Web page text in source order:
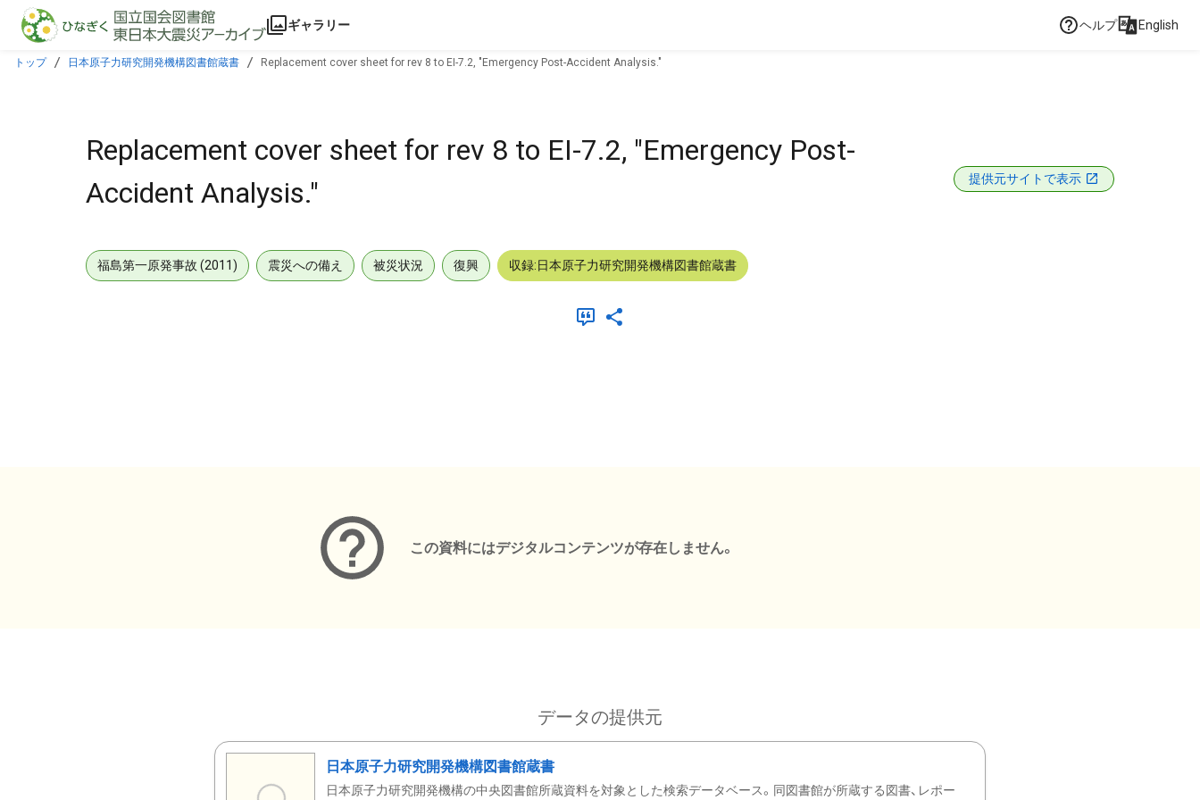
本文に飛ぶ
ギャラリー ヘルプ English
トップ 日本原子力研究開発機構図書館蔵書 Replacement cover sheet for rev 8 to EI-7.2, "Emergency Post-Accident Analysis."
Replacement cover sheet for rev 8 to EI-7.2, "Emergency Post-
Accident Analysis."
提供元サイトで表示
福島第一原発事故 (2011) 震災への備え 被災状況 復興 収録:日本原子力研究開発機構図書館蔵書
この資料にはデジタルコンテンツが存在しません。
データの提供元
日本原子力研究開発機構図書館蔵書
日本原子力研究開発機構の中央図書館所蔵資料を対象とした検索データベース。同図書館が所蔵する図書、レポー